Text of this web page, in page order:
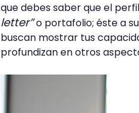
que debes saber que el
letter”o portafolio; éste a
buscan mostrar tus
profundizan en otros